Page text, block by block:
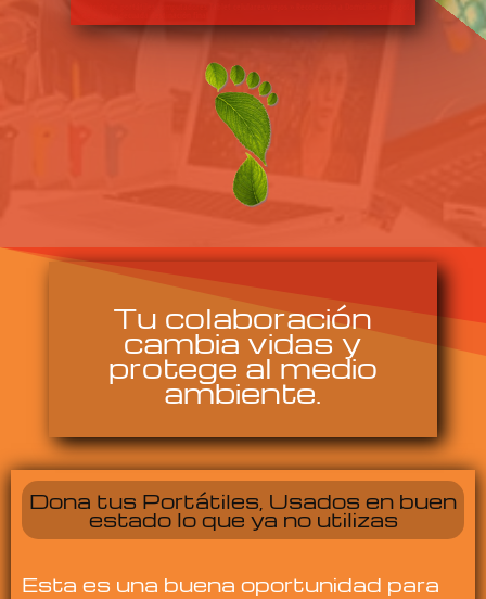
Tu colaboración
cambia vidas y
protege al medio
ambiente.
Dona tus Portátiles, Usados en buen
estado lo que ya no utilizas
Esta es una buena oportunidad para